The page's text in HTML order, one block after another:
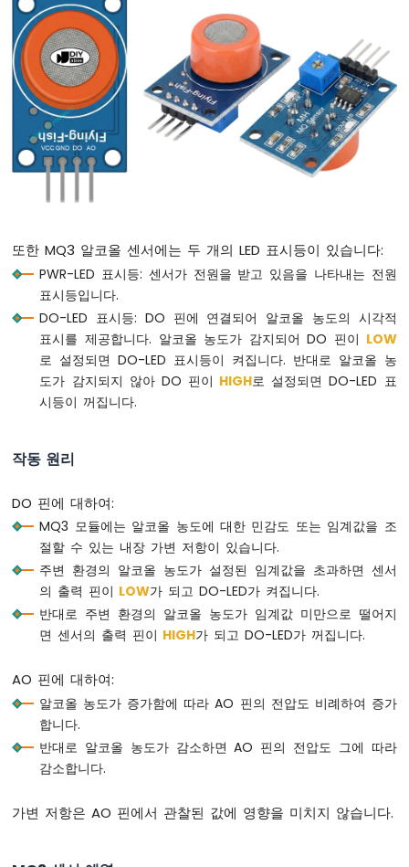
이
파
이
코
-
RGB
라
즈
피
코
교
베
이
피
-
리
파
코
튼
바
또한 MQ3 알코올 센서에는 두 개의 LED 표시등이 있습니다:
PWR-LED 표시등: 센서가 전원을 받고 있음을 나타내는 전원
표시등입니다.
DO-LED 표시등: DO 핀에 연결되어 알코올 농도의 시각적
표시를 제공합니다. 알코올 농도가 감지되어 DO 핀이 LOW
로 설정되면 DO-LED 표시등이 켜집니다. 반대로 알코올 농
도가 감지되지 않아 DO 핀이 HIGH로 설정되면 DO-LED 표
시등이 꺼집니다.
작동 원리
DO 핀에 대하여:
MQ3 모듈에는 알코올 농도에 대한 민감도 또는 임계값을 조
절할 수 있는 내장 가변 저항이 있습니다.
주변 환경의 알코올 농도가 설정된 임계값을 초과하면 센서
의 출력 핀이 LOW가 되고 DO-LED가 켜집니다.
반대로 주변 환경의 알코올 농도가 임계값 미만으로 떨어지
면 센서의 출력 핀이 HIGH가 되고 DO-LED가 꺼집니다.
AO 핀에 대하여:
알코올 농도가 증가함에 따라 AO 핀의 전압도 비례하여 증가
합니다.
반대로 알코올 농도가 감소하면 AO 핀의 전압도 그에 따라
감소합니다.
가변 저항은 AO 핀에서 관찰된 값에 영향을 미치지 않습니다.